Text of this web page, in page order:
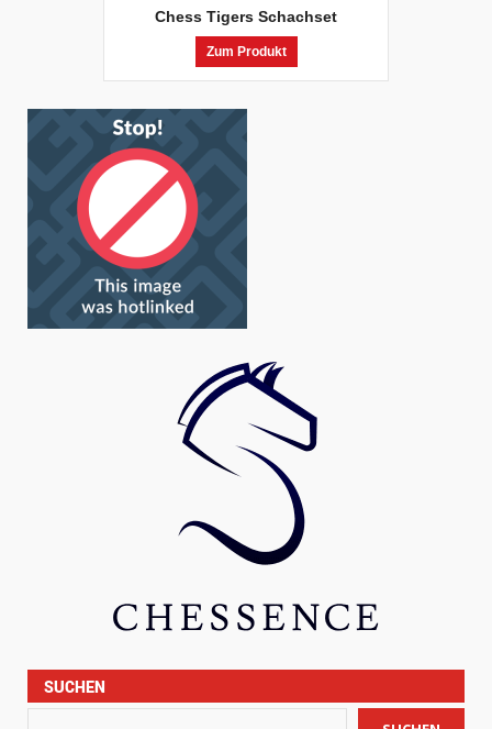
Chess Tigers Schachset
Zum Produkt
SUCHEN